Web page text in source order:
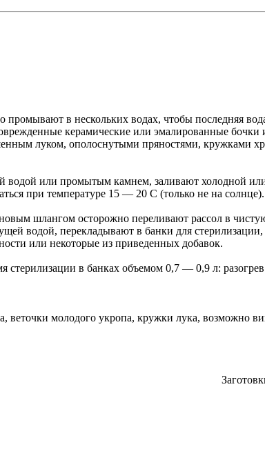
в нескольких водах, чтобы последняя
керамические или эмалированные бочки
луком, ополоснутыми пряностями, кружками
или промытым камнем, заливают холодной
при температуре 15 — 20 C (только не на солнце).
шлангом осторожно переливают рассол в
водой, перекладывают в банки для
или некоторые из приведенных добавок.
стерилизации в банках объемом 0,7 — 0,9 л:
веточки молодого укропа, кружки лука, возможно